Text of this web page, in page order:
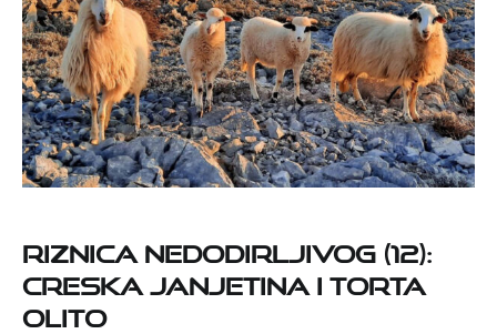
Riznica nedodirljivog (12):
Creska janjetina i torta
Olito